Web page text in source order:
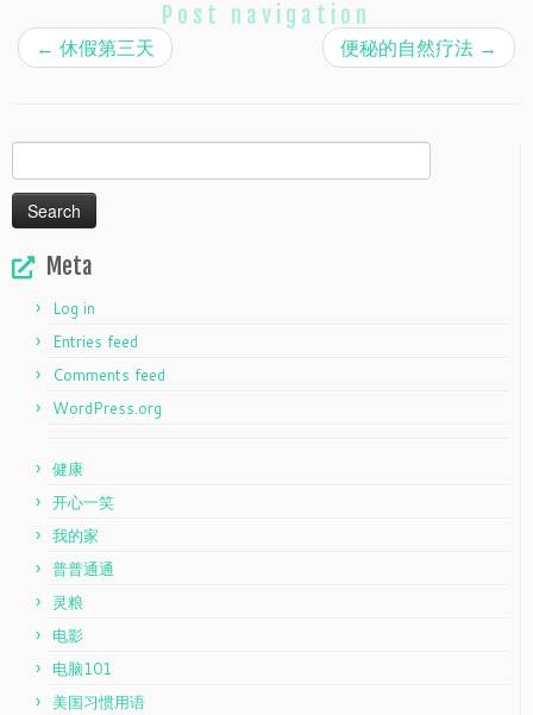
Post navigation
← 休假第三天 便秘的自然疗法 →
for:
Meta
Log in
Entries feed
Comments feed
WordPress.org
健康
开心一笑
我的家
普普通通
灵粮
电影
电脑101
美国习惯用语